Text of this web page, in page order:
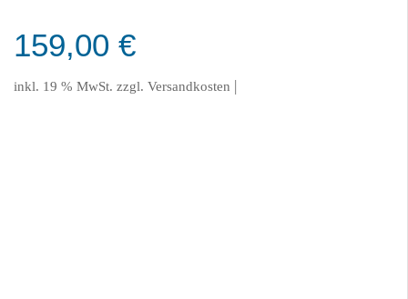
159,00 €
inkl. 19 % MwSt. zzgl. Versandkosten |